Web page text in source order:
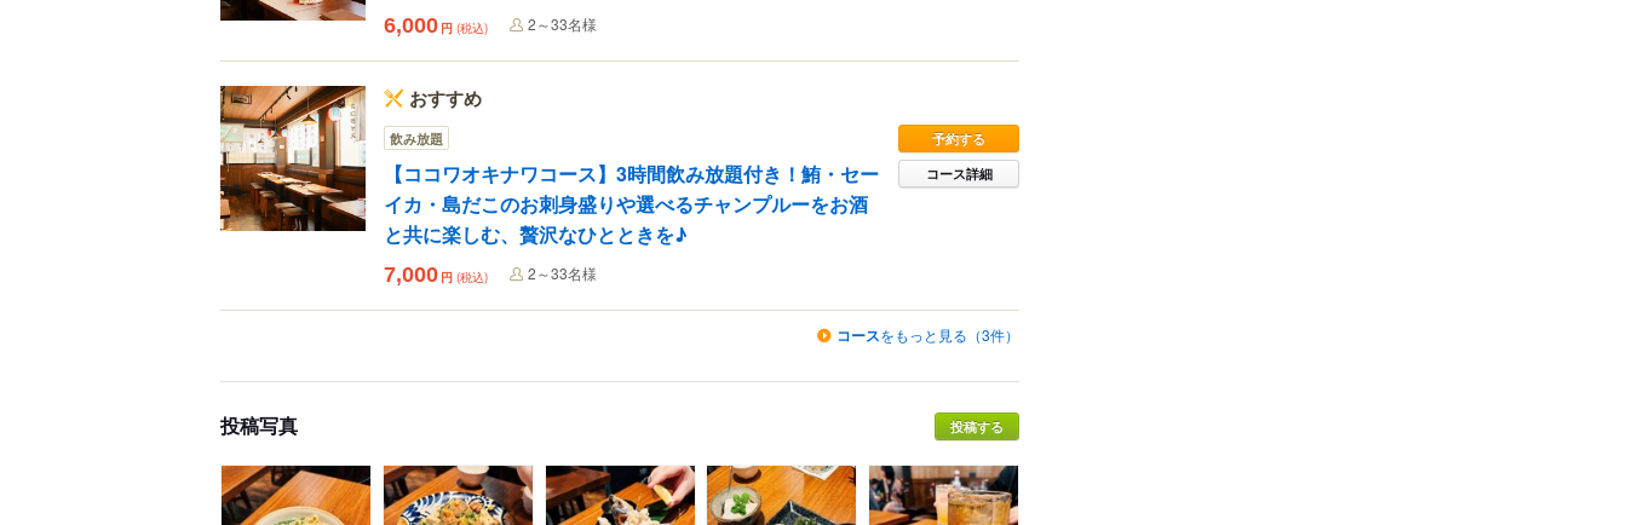
6,000 円 (税込) 2～33名様
おすすめ
飲み放題
【ココワオキナワコース】3時間飲み放題付き！鮪・セー
イカ・島だこのお刺身盛りや選べるチャンプルーをお酒
と共に楽しむ、贅沢なひとときを♪
予約する
コース詳細
7,000 円 (税込) 2～33名様
コースをもっと見る（3件）
投稿写真 投稿する